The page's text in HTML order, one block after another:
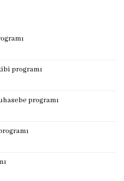
programı
programı